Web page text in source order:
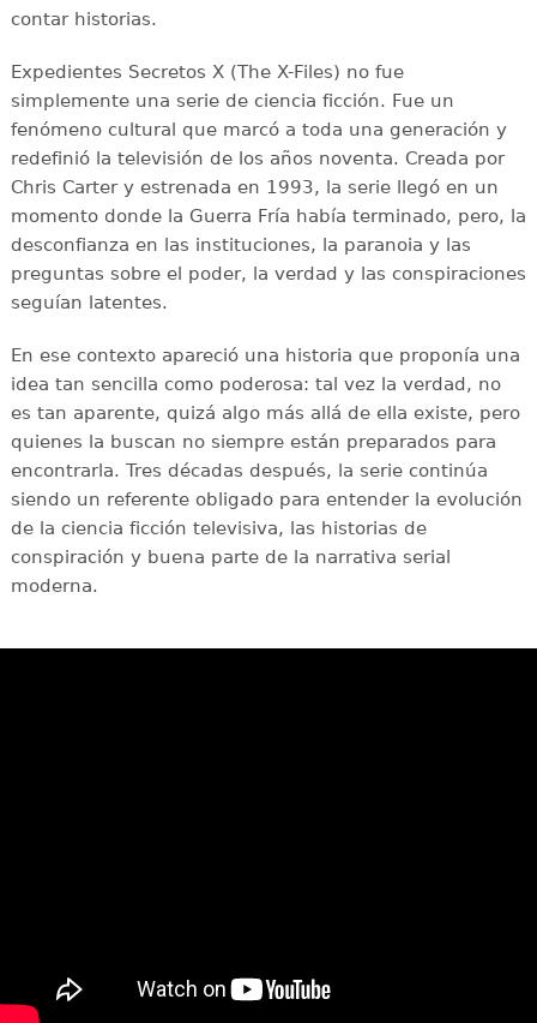
contar historias.
Expedientes Secretos X (The X-Files) no fue
simplemente una serie de ciencia ficción. Fue un
fenómeno cultural que marcó a toda una generación y
redefinió la televisión de los años noventa. Creada por
Chris Carter y estrenada en 1993, la serie llegó en un
momento donde la Guerra Fría había terminado, pero, la
desconfianza en las instituciones, la paranoia y las
preguntas sobre el poder, la verdad y las conspiraciones
seguían latentes.
En ese contexto apareció una historia que proponía una
idea tan sencilla como poderosa: tal vez la verdad, no
es tan aparente, quizá algo más allá de ella existe, pero
quienes la buscan no siempre están preparados para
encontrarla. Tres décadas después, la serie continúa
siendo un referente obligado para entender la evolución
de la ciencia ficción televisiva, las historias de
conspiración y buena parte de la narrativa serial
moderna.